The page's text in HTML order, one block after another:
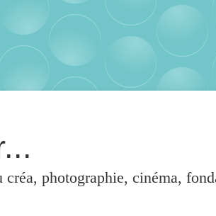
photographie, cinéma,